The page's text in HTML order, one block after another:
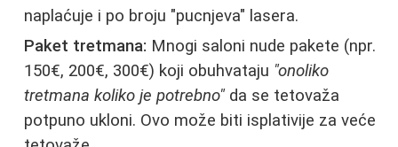
naplaćuje i po broju "pucnjeva" lasera.
Paket tretmana: Mnogi saloni nude pakete (npr.
150€, 200€, 300€) koji obuhvataju "onoliko
tretmana koliko je potrebno" da se tetovaža
potpuno ukloni. Ovo može biti isplativije za veće